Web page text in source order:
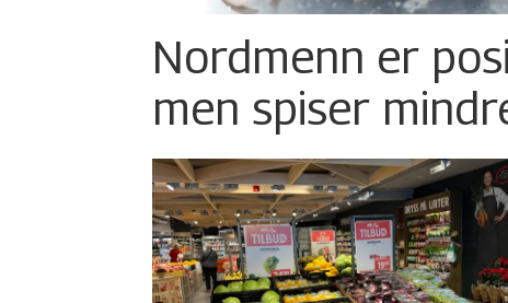
Nordmenn er
men spiser